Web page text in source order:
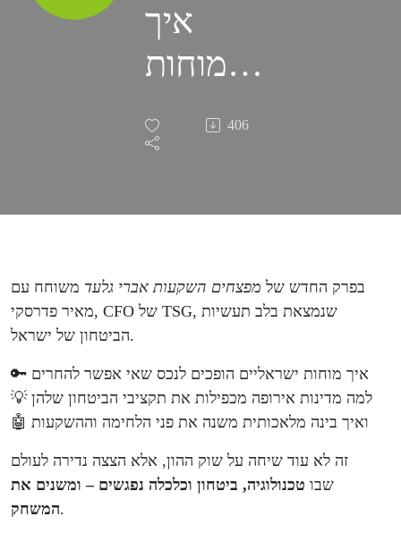
איך
המוחות
הגדולים
מובילים
הביטחון
בישראל?
עם מאיר
פדרסקי,
סמנכ"ל
הכספים
406
בפרק החדש של מפצחים השקעות אברי גלעד משוחח עם
מאיר פדרסקי, CFO של TSG, שנמצאת בלב תעשיות
הביטחון של ישראל.
🔑 איך מוחות ישראליים הופכים לנכס שאי אפשר להחרים
💡 למה מדינות אירופה מכפילות את תקציבי הביטחון שלהן
🤖 ואיך בינה מלאכותית משנה את פני הלחימה וההשקעות
זה לא עוד שיחה על שוק ההון, אלא הצצה נדירה לעולם
שבו טכנולוגיה, ביטחון וכלכלה נפגשים – ומשנים את
המשחק.